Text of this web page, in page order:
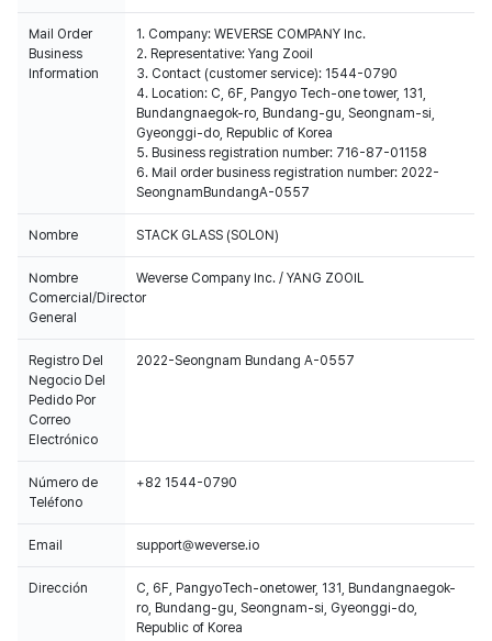
Mail Order
Business
Information
1. Company: WEVERSE COMPANY Inc.
2. Representative: Yang Zooil
3. Contact (customer service): 1544-0790
4. Location: C, 6F, Pangyo Tech-one tower, 131,
Bundangnaegok-ro, Bundang-gu, Seongnam-si,
Gyeonggi-do, Republic of Korea
5. Business registration number: 716-87-01158
6. Mail order business registration number: 2022-
SeongnamBundangA-0557
Nombre STACK GLASS (SOLON)
Nombre
Comercial/Director
General
Weverse Company Inc. / YANG ZOOIL
Registro Del
Negocio Del
Pedido Por
Correo
Electrónico
2022-Seongnam Bundang A-0557
Número de
Teléfono
+82 1544-0790
Email support@weverse.io
Dirección
C, 6F, PangyoTech-onetower, 131, Bundangnaegok-
ro, Bundang-gu, Seongnam-si, Gyeonggi-do,
Republic of Korea